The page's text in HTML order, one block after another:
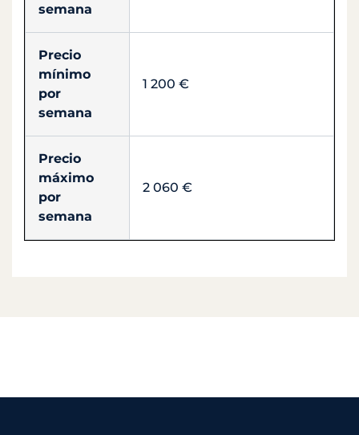
semana
Precio
mínimo
por
semana
1 200 €
Precio
máximo
por
semana
2 060 €